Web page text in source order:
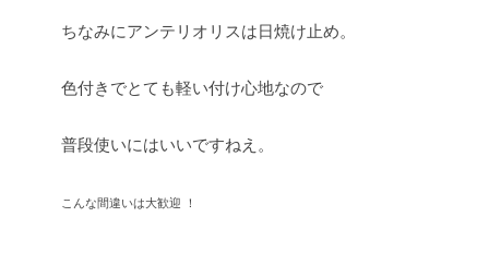
ちなみにアンテリオリスは日焼け止め。
色付きでとても軽い付け心地なので
普段使いにはいいですねえ。
こんな間違いは大歓迎 ！